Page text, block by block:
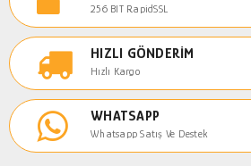
256 BIT RapidSSL
HIZLI GÖNDERIM
Hızlı Kargo
WHATSAPP
Whatsapp Satış Ve Destek